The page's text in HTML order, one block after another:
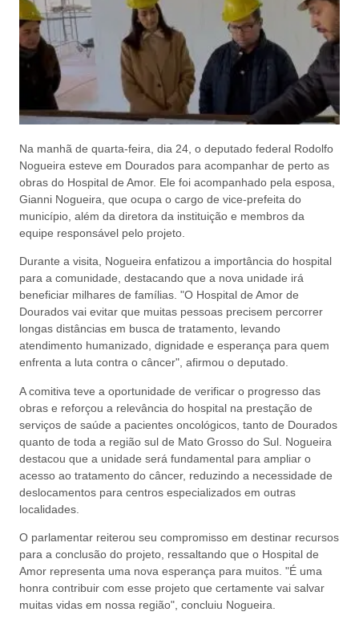
Na manhã de quarta-feira, dia 24, o deputado federal Rodolfo
Nogueira esteve em Dourados para acompanhar de perto as
obras do Hospital de Amor. Ele foi acompanhado pela esposa,
Gianni Nogueira, que ocupa o cargo de vice-prefeita do
município, além da diretora da instituição e membros da
equipe responsável pelo projeto.
Durante a visita, Nogueira enfatizou a importância do hospital
para a comunidade, destacando que a nova unidade irá
beneficiar milhares de famílias. "O Hospital de Amor de
Dourados vai evitar que muitas pessoas precisem percorrer
longas distâncias em busca de tratamento, levando
atendimento humanizado, dignidade e esperança para quem
enfrenta a luta contra o câncer", afirmou o deputado.
A comitiva teve a oportunidade de verificar o progresso das
obras e reforçou a relevância do hospital na prestação de
serviços de saúde a pacientes oncológicos, tanto de Dourados
quanto de toda a região sul de Mato Grosso do Sul. Nogueira
destacou que a unidade será fundamental para ampliar o
acesso ao tratamento do câncer, reduzindo a necessidade de
deslocamentos para centros especializados em outras
localidades.
O parlamentar reiterou seu compromisso em destinar recursos
para a conclusão do projeto, ressaltando que o Hospital de
Amor representa uma nova esperança para muitos. "É uma
honra contribuir com esse projeto que certamente vai salvar
muitas vidas em nossa região", concluiu Nogueira.